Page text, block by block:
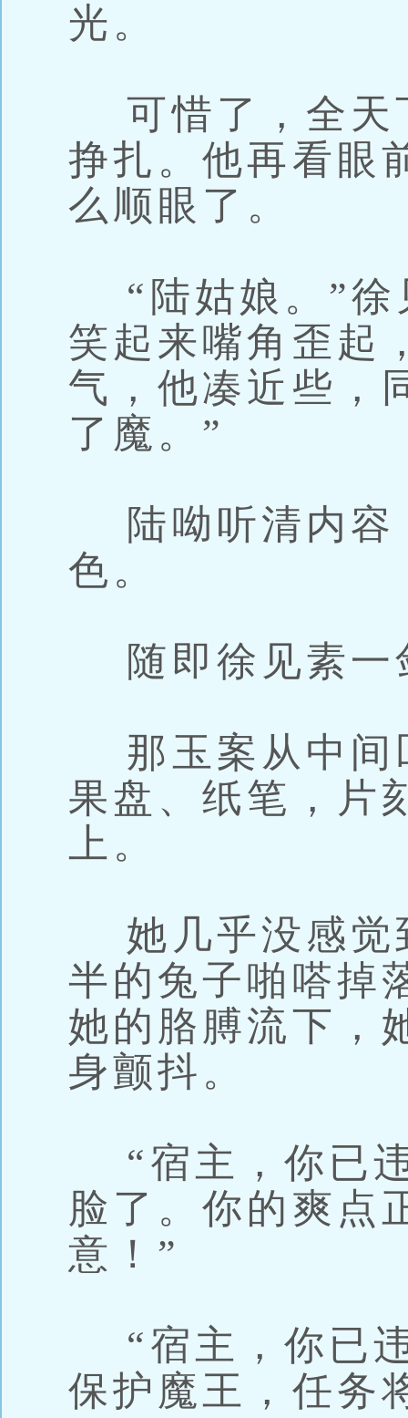
光。
可惜了，全天
挣扎。他再看眼
么顺眼了。
“陆姑娘。”徐
笑起来嘴角歪起
气，他凑近些，
了魔。”
陆呦听清内容
色。
随即徐见素一
那玉案从中间
果盘、纸笔，片
上。
她几乎没感觉
半的兔子啪嗒掉
她的胳膊流下，
身颤抖。
“宿主，你已
脸了。你的爽点
意！”
“宿主，你已
保护魔王，任务